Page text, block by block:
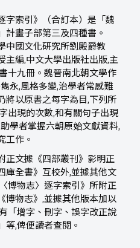
字索引》（合訂本）是「魏
計畫子部第三及四種書。
中國文化研究所劉殿爵教
主編,中文大學出版社出版,主
十九冊。魏晉南北朝文學作
永,風格多變,治學者常感難
將以原書之每字為目,下列所
出現的次數,和有關句子出現
學者掌握六朝原始文獻資料,
工作。
正文據《四部叢刊》影明正
庫全書》互校外,並據其他文
博物志〉逐字索引》所附正
博物志》,並據其他版本加以
「增字、刪字、誤字改正說
等,俾便讀者查閱。